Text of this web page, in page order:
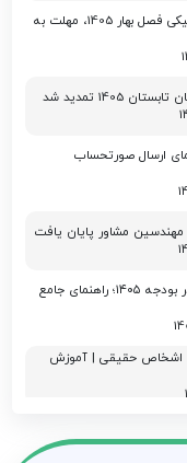
تمدید مهلت ارسال صورتحساب الکترونیکی فصل بهار 1405، مهلت به
1405 تمدید شد
از تیر ۱۴۰۵ | راهنمای ارسال صورتحساب
مهندسین مشاور پایان یافت
سقف معافیت‌ها و نرخ مؤثر مالیاتی در بودجه ۱۴۰۵؛ راهنمای جامع
اشخاص حقیقی | آموزش